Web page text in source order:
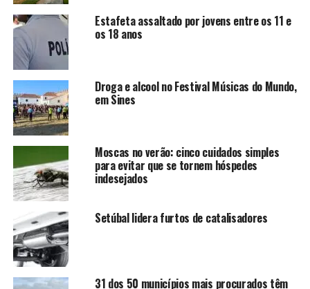
Estafeta assaltado por jovens entre os 11 e
os 18 anos
Droga e alcool no Festival Músicas do Mundo,
em Sines
Moscas no verão: cinco cuidados simples
para evitar que se tornem hóspedes
indesejados
Setúbal lidera furtos de catalisadores
31 dos 50 municípios mais procurados têm